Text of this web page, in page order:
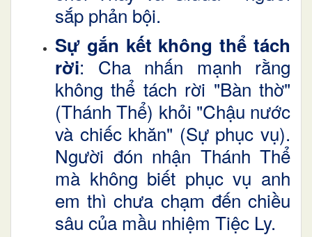
sắp phản bội.
Sự gắn kết không thể tách
rời: Cha nhấn mạnh rằng
không thể tách rời "Bàn thờ"
(Thánh Thể) khỏi "Chậu nước
và chiếc khăn" (Sự phục vụ).
Người đón nhận Thánh Thể
mà không biết phục vụ anh
em thì chưa chạm đến chiều
sâu của mầu nhiệm Tiệc Ly.